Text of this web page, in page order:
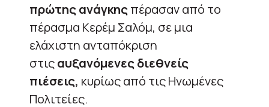
πρώτης ανάγκηςπέρασαν από το
πέρασμα Κερέμ Σαλόμ, σε μια
ελάχιστη ανταπόκριση
στιςαυξανόμενες διεθνείς
πιέσεις, κυρίως από τις Ηνωμένες
Πολιτείες.